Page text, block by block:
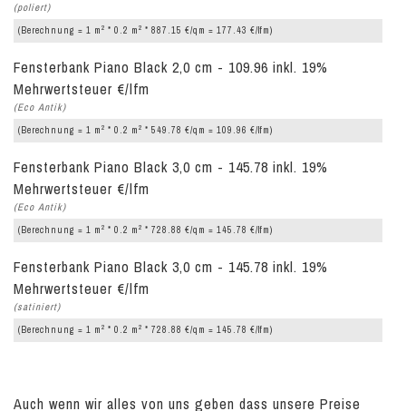
(poliert)
(Berechnung = 1 m 2 * 0.2 m 2 * 887.15 €/qm = 177.43 €/lfm)
Fensterbank Piano Black 2,0 cm - 109.96 inkl. 19%
Mehrwertsteuer €/lfm
(Eco Antik)
(Berechnung = 1 m 2 * 0.2 m 2 * 549.78 €/qm = 109.96 €/lfm)
Fensterbank Piano Black 3,0 cm - 145.78 inkl. 19%
Mehrwertsteuer €/lfm
(Eco Antik)
(Berechnung = 1 m 2 * 0.2 m 2 * 728.88 €/qm = 145.78 €/lfm)
Fensterbank Piano Black 3,0 cm - 145.78 inkl. 19%
Mehrwertsteuer €/lfm
(satiniert)
(Berechnung = 1 m 2 * 0.2 m 2 * 728.88 €/qm = 145.78 €/lfm)
Auch wenn wir alles von uns geben dass unsere Preise